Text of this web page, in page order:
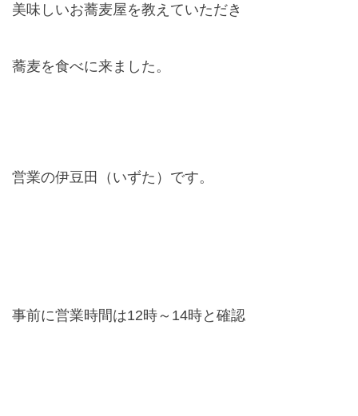
美味しいお蕎麦屋を教えていただき
蕎麦を食べに来ました。
営業の伊豆田（いずた）です。
事前に営業時間は12時～ 14時と確認